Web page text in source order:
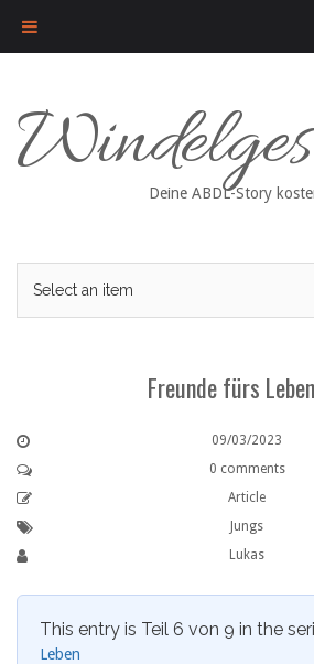
content
Deine ABDL-Story
Freunde fürs
09/03/2023
0 comments
Article
Jungs
Lukas
This entry is Teil 6 von 9 in the
Leben